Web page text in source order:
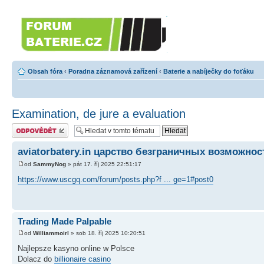
Obsah fóra ‹ Poradna záznamová zařízení ‹ Baterie a nabíječky do foťáku
Examination, de jure a evaluation
Odeslat odpověď
aviatorbatery.in царство безграничных
od SammyNog » pát 17. říj 2025 22:51:17
https://www.uscgq.com/forum/posts.php?f ... ge=1#post0
Trading Made Palpable
od Williammoirl » sob 18. říj 2025 10:20:51
Najlepsze kasyno online w Polsce
Dolacz do billionaire casino